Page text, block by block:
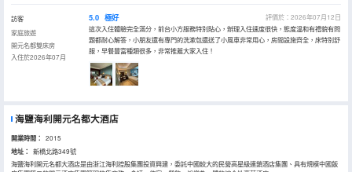
訪客
家庭旅遊
開元名都雙床房
入住於2026年07月
5.0 極好
評價於：2026年07月12日
這次入住體驗完全滿分，前台小方服務特別貼心，辦理入住速度很快，態度温和有禮貌有問
題都耐心解答，小朋友還有專門的洗漱包還送了小風車非常用心，房間設施齊全，床特別舒
服，早餐豐富種類很多，非常推薦大家入住！
海鹽海利開元名都大酒店
開業時間： 2015
地址：
新橋北路349號
海鹽海利開元名都大酒店是由浙江海利控股集團投資興建，委託中國較大的民營高星級連鎖酒店集團、具有規模中國飯